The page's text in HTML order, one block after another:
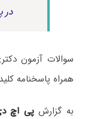
در
همراه پاسخنامه
به گزارشپی اچ